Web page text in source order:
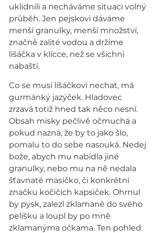
uklidnili a necháváme situaci volný
průběh. Jen pejskovi dáváme
menší granulky, menší množství,
značně zalité vodou a držíme
lišáčka v klícce, než se všichni
nabaští.
Co se musí lišáčkovi nechat, má
gurmánký jazýček. Hladovec
zrzavá totiž hned tak něco nesní.
Obsah misky pečlivě očmuchá a
pokud nazná, že by to jako šlo,
pomalu to do sebe nasouká. Nedej
bože, abych mu nabídla jiné
granulky, nebo mu na ně nedala
šťavnaté masíčko, či konkrétní
značku kočičích kapsiček. Ohrnul
by pysk, zalezl zklamaně do svého
pelíšku a loupl by po mně
zklamanýma očkama. Ten pohled